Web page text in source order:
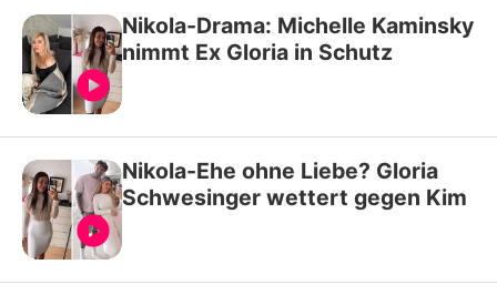
Nikola-Drama: Michelle Kaminsky
nimmt Ex Gloria in Schutz
Nikola-Ehe ohne Liebe? Gloria
Schwesinger wettert gegen Kim